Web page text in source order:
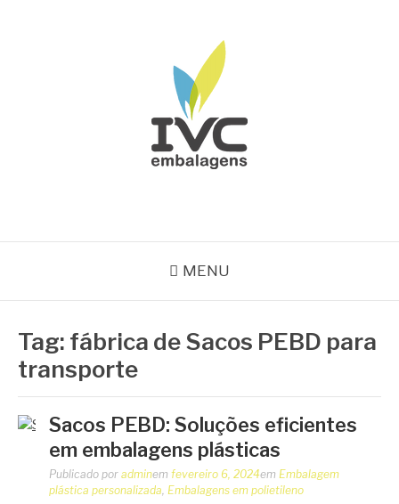
MENU
Tag: fábrica de Sacos PEBD para
transporte
Sacos PEBD: Soluções eficientes
em embalagens plásticas
Publicado por adminem fevereiro 6, 2024em Embalagem
plástica personalizada, Embalagens em polietileno